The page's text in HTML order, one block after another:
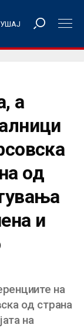
а
од
и
на
од страна
на